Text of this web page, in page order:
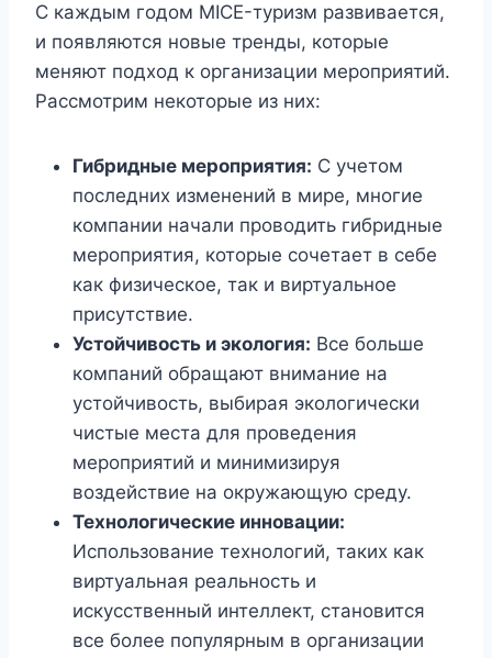
С каждым годом MICE-туризм развивается,
и появляются новые тренды, которые
меняют подход к организации мероприятий.
Рассмотрим некоторые из них:
Гибридные мероприятия: С учетом
последних изменений в мире, многие
компании начали проводить гибридные
мероприятия, которые сочетает в себе
как физическое, так и виртуальное
присутствие.
Устойчивость и экология: Все больше
компаний обращают внимание на
устойчивость, выбирая экологически
чистые места для проведения
мероприятий и минимизируя
воздействие на окружающую среду.
Технологические инновации:
Использование технологий, таких как
виртуальная реальность и
искусственный интеллект, становится
все более популярным в организации